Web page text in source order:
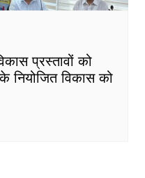
प्रस्तावों को
नियोजित विकास को